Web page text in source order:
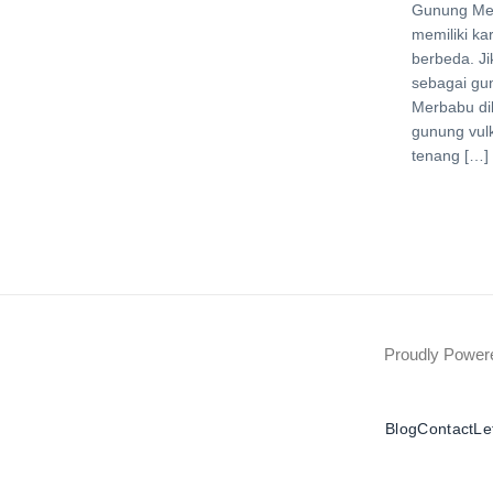
Gunung
memiliki
berbeda.
sebagai
Merbabu
gunung
tenang […]
Proudly
BlogContact